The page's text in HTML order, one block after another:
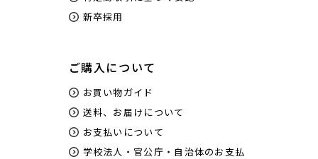
新卒採用
ご購入について
お買い物ガイド
送料、お届けについて
お支払いについて
学校法人・官公庁・自治体のお支払